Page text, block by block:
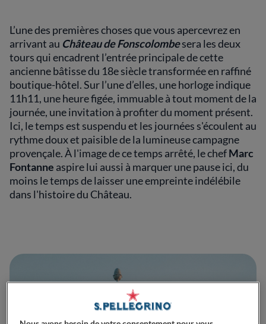
L’une des premières choses que vous apercevrez en
arrivant au Château de Fonscolombesera les deux
tours qui encadrent l’entrée principale de cette
ancienne bâtisse du 18e siècle transformée en raffiné
boutique-hôtel. Sur l’une d’elles, une horloge indique
11h11, une heure figée, immuable à tout moment de la
journée, une invitation à profiter du moment présent.
Ici, le temps est suspendu et les journées s'écoulent au
rythme doux et paisible de la lumineuse campagne
provençale. À l'image de ce temps arrêté, le chefMarc
Fontanne aspire lui aussi à marquer une pause ici, du
moins le temps de laisser une empreinte indélébile
dans l'histoire du Château.